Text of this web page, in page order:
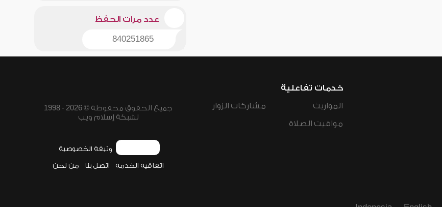
عدد مرات الحفظ
840251865
خدمات تفاعلية
المواريث
مواقيت الصلاة
مشاركات الزوار
جميع الحقوق محفوظة © 2026 - 1998
لشبكة إسلام ويب
وثيقة الخصوصية
اتفاقية الخدمة اتصل بنا من نحن